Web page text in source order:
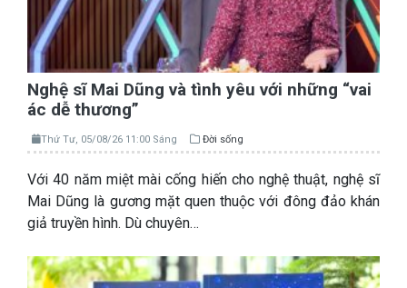
Nghệ sĩ Mai Dũng và tình yêu với những “vai
ác dễ thương”
Thứ Tư, 05/08/26 11:00 Sáng Đời sống
Với 40 năm miệt mài cống hiến cho nghệ thuật, nghệ sĩ
Mai Dũng là gương mặt quen thuộc với đông đảo khán
giả truyền hình. Dù chuyên…